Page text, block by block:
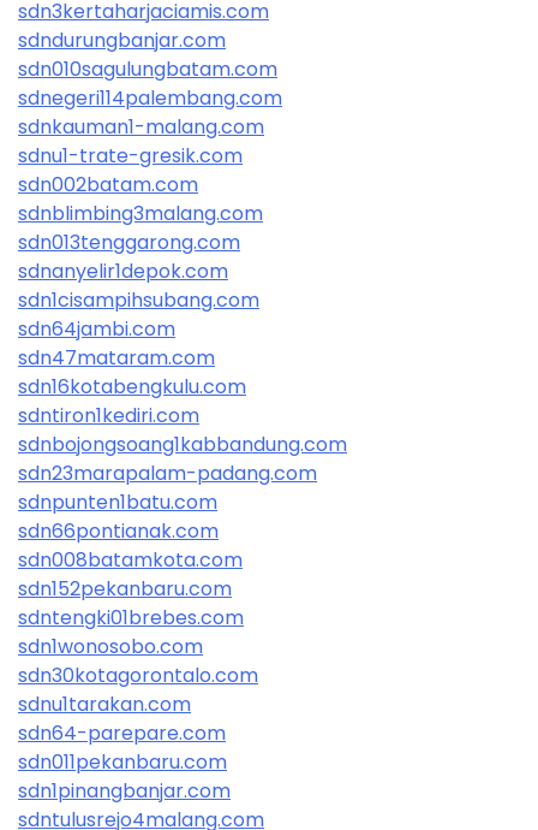
sdn3kertaharjaciamis.com
sdndurungbanjar.com
sdn010sagulungbatam.com
sdnegeri114palembang.com
sdnkauman1-malang.com
sdnu1-trate-gresik.com
sdn002batam.com
sdnblimbing3malang.com
sdn013tenggarong.com
sdnanyelir1depok.com
sdn1cisampihsubang.com
sdn64jambi.com
sdn47mataram.com
sdn16kotabengkulu.com
sdntiron1kediri.com
sdnbojongsoang1kabbandung.com
sdn23marapalam-padang.com
sdnpunten1batu.com
sdn66pontianak.com
sdn008batamkota.com
sdn152pekanbaru.com
sdntengki01brebes.com
sdn1wonosobo.com
sdn30kotagorontalo.com
sdnu1tarakan.com
sdn64-parepare.com
sdn011pekanbaru.com
sdn1pinangbanjar.com
sdntulusrejo4malang.com